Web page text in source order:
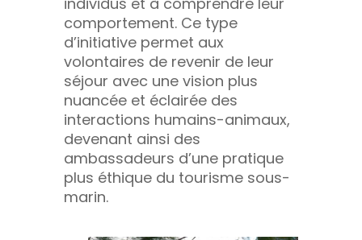
comportement. Ce type
d’initiative permet aux
volontaires de revenir de leur
séjour avec une vision plus
nuancée et éclairée des
interactions humains-animaux,
devenant ainsi des
ambassadeurs d’une pratique
plus éthique du tourisme sous-
marin.